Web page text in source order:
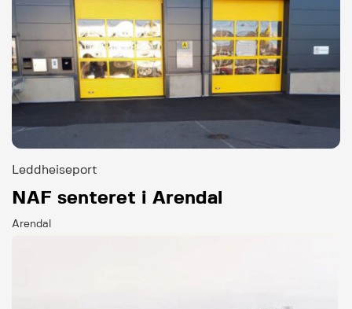
Leddheiseport
NAF senteret i Arendal
Arendal